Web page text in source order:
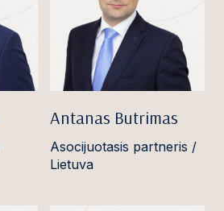
Antanas Butrimas
Asocijuotasis partneris /
Lietuva